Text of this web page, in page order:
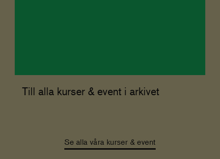
Till alla kurser & event i arkivet
Se alla våra kurser & event